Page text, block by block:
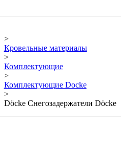
>
Кровельные материалы
>
Комплектующие
>
Комплектующие Docke
>
Döcke Снегозадержатели Döcke